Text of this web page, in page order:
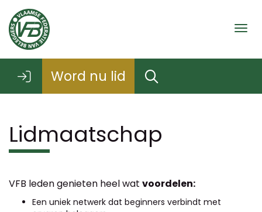
Word nu lid
Lidmaatschap
VFB leden genieten heel wat voordelen:
Een uniek netwerk dat beginners verbindt met